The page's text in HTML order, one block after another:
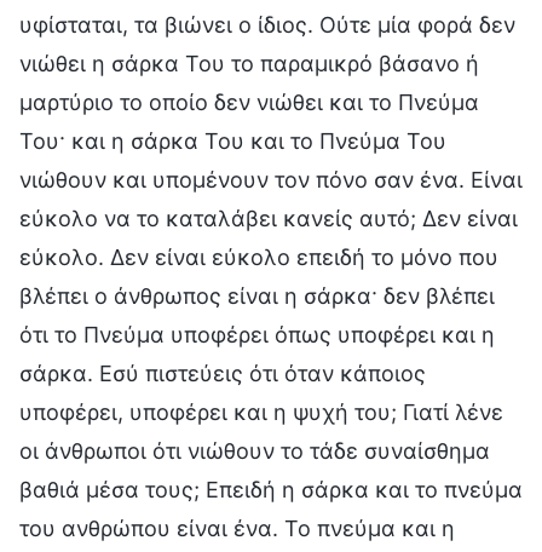
υφίσταται, τα βιώνει ο ίδιος. Ούτε μία φορά δεν
νιώθει η σάρκα Του το παραμικρό βάσανο ή
μαρτύριο το οποίο δεν νιώθει και το Πνεύμα
Του· και η σάρκα Του και το Πνεύμα Του
νιώθουν και υπομένουν τον πόνο σαν ένα. Είναι
εύκολο να το καταλάβει κανείς αυτό; Δεν είναι
εύκολο. Δεν είναι εύκολο επειδή το μόνο που
βλέπει ο άνθρωπος είναι η σάρκα· δεν βλέπει
ότι το Πνεύμα υποφέρει όπως υποφέρει και η
σάρκα. Εσύ πιστεύεις ότι όταν κάποιος
υποφέρει, υποφέρει και η ψυχή του; Γιατί λένε
οι άνθρωποι ότι νιώθουν το τάδε συναίσθημα
βαθιά μέσα τους; Επειδή η σάρκα και το πνεύμα
του ανθρώπου είναι ένα. Το πνεύμα και η